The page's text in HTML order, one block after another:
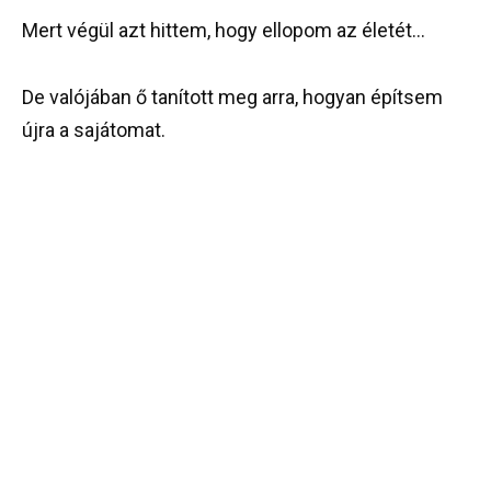
Mert végül azt hittem, hogy ellopom az életét…
De valójában ő tanított meg arra, hogyan építsem
újra a sajátomat.